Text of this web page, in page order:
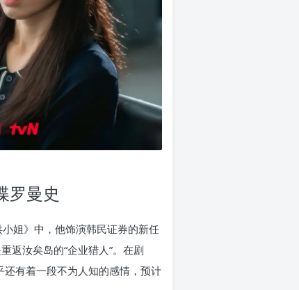
罗曼史
姐》中，他饰演韩民证券的新任
返汝矣岛的“企业猎人”。在剧
有着一段不为人知的感情，预计